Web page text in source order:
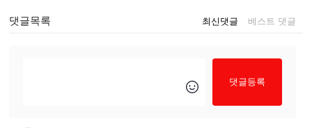
댓글목록 최신댓글 베스트 댓글
댓글등록